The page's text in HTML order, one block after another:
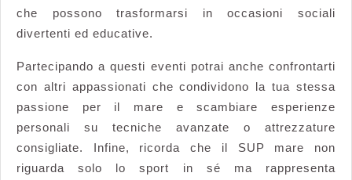
che possono trasformarsi in occasioni sociali
divertenti ed educative.
Partecipando a questi eventi potrai anche confrontarti
con altri appassionati che condividono la tua stessa
passione per il mare e scambiare esperienze
personali su tecniche avanzate o attrezzature
consigliate. Infine, ricorda che il SUP mare non
riguarda solo lo sport in sé ma rappresenta